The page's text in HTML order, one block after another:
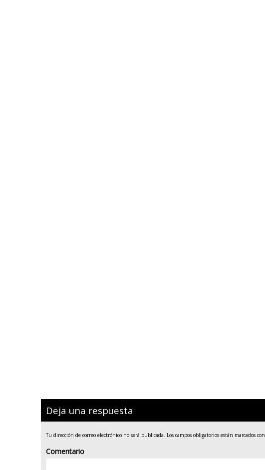
Deja una respuesta
Tu dirección de correo electrónico no será publicada. Los campos obligatorios están marcados con
Comentario